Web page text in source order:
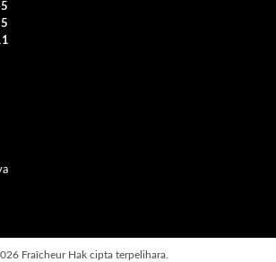
Fraîcheur Hak cipta terpelihara.